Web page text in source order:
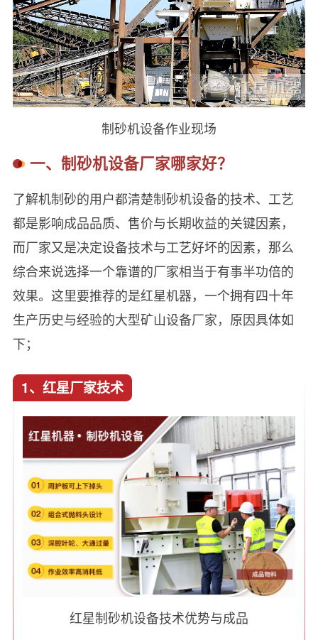
制砂机设备作业现场
一、制砂机设备厂家哪家好？
了解机制砂的用户都清楚制砂机设备的技术、工艺
都是影响成品品质、售价与长期收益的关键因素，
而厂家又是决定设备技术与工艺好坏的因素，那么
综合来说选择一个靠谱的厂家相当于有事半功倍的
效果。这里要推荐的是红星机器，一个拥有四十年
生产历史与经验的大型矿山设备厂家，原因具体如
下；
1、红星厂家技术
红星制砂机设备技术优势与成品